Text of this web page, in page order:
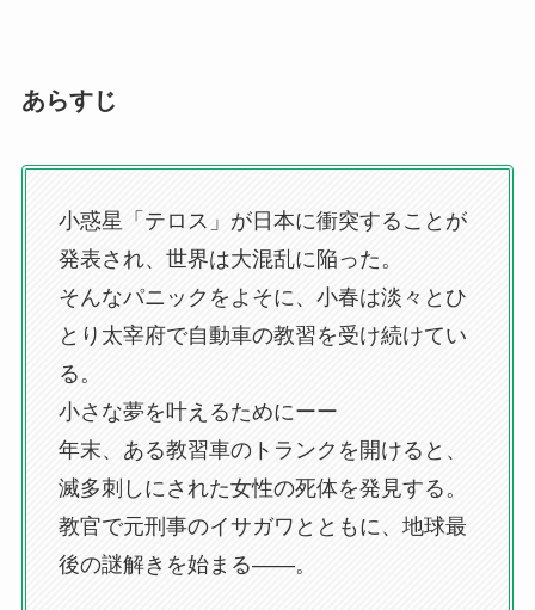
あらすじ
小惑星「テロス」が日本に衝突することが
発表され、世界は大混乱に陥った。
そんなパニックをよそに、小春は淡々とひ
とり太宰府で自動車の教習を受け続けてい
る。
小さな夢を叶えるためにーー
年末、ある教習車のトランクを開けると、
滅多刺しにされた女性の死体を発見する。
教官で元刑事のイサガワとともに、地球最
後の謎解きを始まる――。